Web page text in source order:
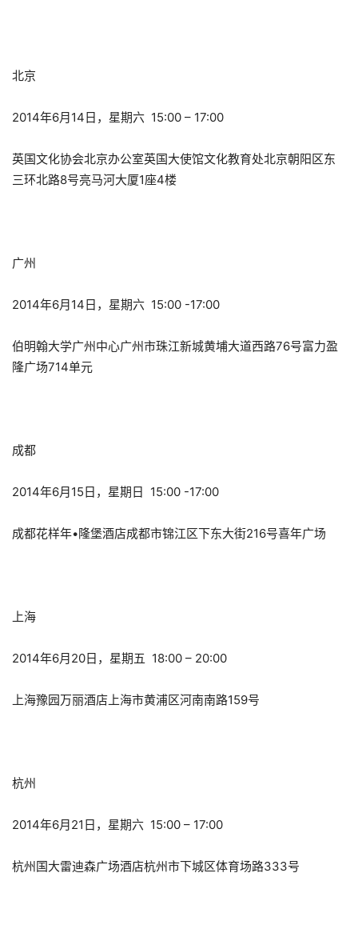
北京
2014年6月14日，星期六 15:00 – 17:00
英国文化协会北京办公室英国大使馆文化教育处北京朝阳区东
三环北路8号亮马河大厦1座4楼
广州
2014年6月14日，星期六 15:00 -17:00
伯明翰大学广州中心广州市珠江新城黄埔大道西路76号富力盈
隆广场714单元
成都
2014年6月15日，星期日 15:00 -17:00
成都花样年•隆堡酒店成都市锦江区下东大街216号喜年广场
上海
2014年6月20日，星期五 18:00 – 20:00
上海豫园万丽酒店上海市黄浦区河南南路159号
杭州
2014年6月21日，星期六 15:00 – 17:00
杭州国大雷迪森广场酒店杭州市下城区体育场路333号